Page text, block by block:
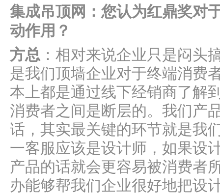
集成吊顶网：您认为红鼎奖对
动作用？
方总 ：相对来说企业只是闷头
是我们顶墙企业对于终端消费
本上都是通过线下经销商了解
消费者之间是断层的。我们产
话，其实最关键的环节就是我
一客服应该是设计师，如果设
产品的话就会更容易被消费者
办能够帮我们企业很好地把设